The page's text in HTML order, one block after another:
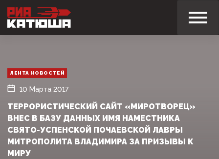
ЛЕНТА НОВОСТЕЙ
10 Марта 2017
ТЕРРОРИСТИЧЕСКИЙ САЙТ «МИРОТВОРЕЦ»
ВНЕС В БАЗУ ДАННЫХ ИМЯ НАМЕСТНИКА
СВЯТО-УСПЕНСКОЙ ПОЧАЕВСКОЙ ЛАВРЫ
МИТРОПОЛИТА ВЛАДИМИРА ЗА ПРИЗЫВЫ К
МИРУ